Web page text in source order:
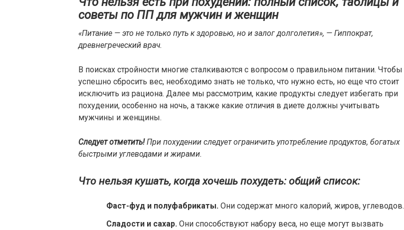
советы по ПП для мужчин и женщин
«Питание — это не только путь к здоровью, но и залог долголетия», — Гиппократ,
древнегреческий врач.
В поисках стройности многие сталкиваются с вопросом о правильном питании. Чтобы
успешно сбросить вес, необходимо знать не только, что нужно есть, но еще что стоит
исключить из рациона. Далее мы рассмотрим, какие продукты следует избегать при
похудении, особенно на ночь, а также какие отличия в диете должны учитывать
мужчины и женщины.
Следует отметить!При похудении следует ограничить употребление продуктов, богатых
быстрыми углеводами и жирами.
Что нельзя кушать, когда хочешь похудеть: общий список:
Фаст-фуд и полуфабрикаты. Они содержат много калорий, жиров, углеводов.
Сладости и сахар. Они способствуют набору веса, но еще могут вызвать